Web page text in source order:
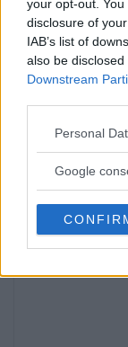
your opt-out.
disclosure of
IAB’s list of
also be
Downstream
Please note that
not limited to
use your data
consent section.
Personal
Google